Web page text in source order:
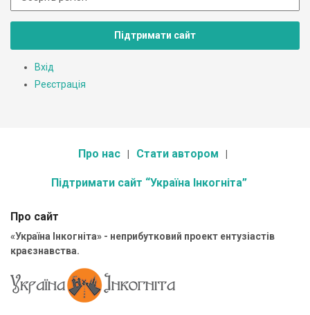
Підтримати сайт
Вхід
Реєстрація
Про нас Стати автором
Підтримати сайт “Україна Інкогніта”
Про сайт
«Україна Інкогніта» - неприбутковий проект ентузіастів
краєзнавства.